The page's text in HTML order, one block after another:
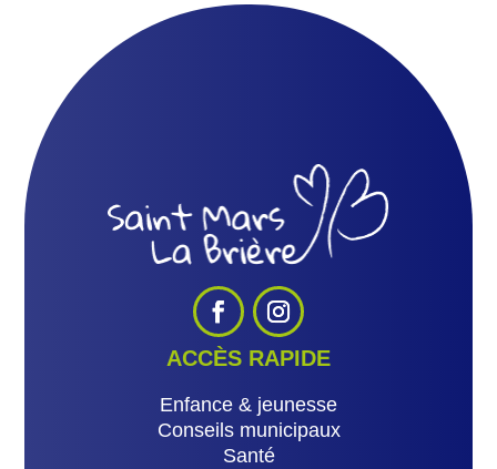
ACCÈS RAPIDE
Enfance & jeunesse
Conseils municipaux
Santé